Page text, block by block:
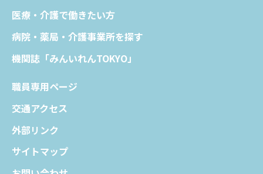
医療・介護で働きたい方
病院・薬局・介護事業所を探す
機関誌「みんいれんTOKYO」
職員専用ページ
交通アクセス
外部リンク
サイトマップ